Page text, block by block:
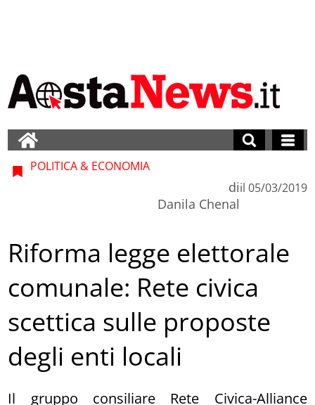
POLITICA & ECONOMIA
di
Danila Chenal
il 05/03/2019
Riforma legge elettorale
comunale: Rete civica
scettica sulle proposte
degli enti locali
Il gruppo consiliare Rete Civica-Alliance